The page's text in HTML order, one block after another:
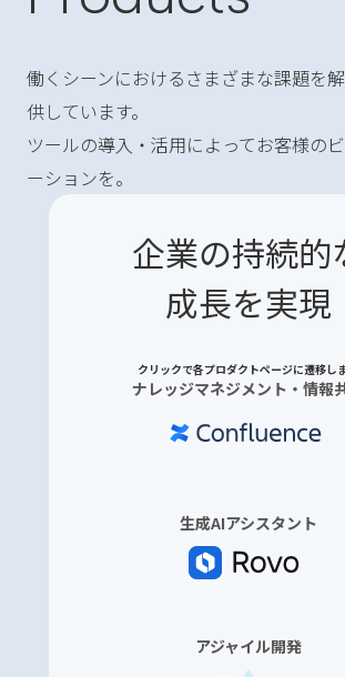
働くシーンにおけるさまざまな課題を
供しています。
ツールの導入・活用によってお客様の
ーションを。
企業の持続的
成長を実現
クリックで各プロダクトページに遷移し
ナレッジマネジメント・情報
生成AIアシスタント
アジャイル開発